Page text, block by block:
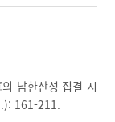
남한산성 집결 시
161-211.